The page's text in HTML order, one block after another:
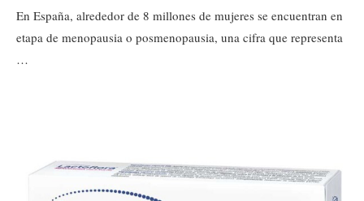
En España, alrededor de 8 millones de mujeres se encuentran en
etapa de menopausia o posmenopausia, una cifra que representa
…